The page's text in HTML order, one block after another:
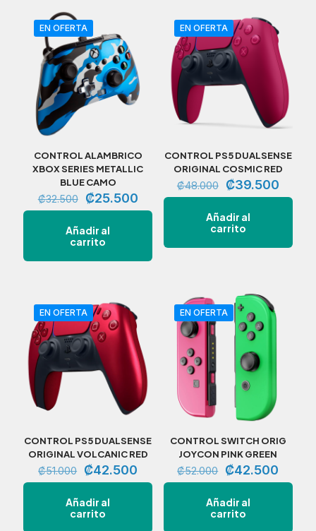
EN OFERTA
CONTROL ALAMBRICO
XBOX SERIES METALLIC
BLUE CAMO
₡32.500
El
precio
original
era:
₡25.500El
precio
₡25.500.
Añadir al
carrito
EN OFERTA
CONTROL PS5 DUALSENSE
ORIGINAL COSMIC RED
₡48.000
El
precio
original
era:
₡39.500El
precio
Añadir al
carrito
EN OFERTA
CONTROL PS5 DUALSENSE
ORIGINAL VOLCANIC RED
₡51.000
El
precio
original
era:
₡51.000.
₡42.500
precio
Añadir al
carrito
EN OFERTA
CONTROL SWITCH ORIG
JOYCON PINK GREEN
₡52.000
El
precio
original
era:
₡52.000.
₡42.500
precio
Añadir al
carrito